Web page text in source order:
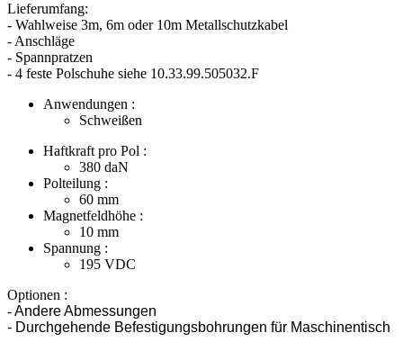
Lieferumfang:
- Wahlweise 3m, 6m oder 10m Metallschutzkabel
- Anschläge
- Spannpratzen
- 4 feste Polschuhe siehe 10.33.99.505032.F
Anwendungen :
Schweißen
Haftkraft pro Pol :
380 daN
Polteilung :
60 mm
Magnetfeldhöhe :
10 mm
Spannung :
195 VDC
Optionen :
-Andere Abmessungen
- Durchgehende Befestigungsbohrungen für Maschinentisch